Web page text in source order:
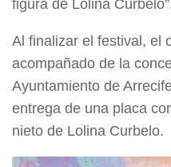
figura de Lolina
Al finalizar el festival, el
acompañado de la
Ayuntamiento de
entrega de una placa
nieto de Lolina Curbelo.